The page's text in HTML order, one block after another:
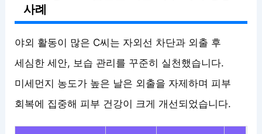
사례
야외 활동이 많은 C씨는 자외선 차단과 외출 후
세심한 세안, 보습 관리를 꾸준히 실천했습니다.
미세먼지 농도가 높은 날은 외출을 자제하며 피부
회복에 집중해 피부 건강이 크게 개선되었습니다.